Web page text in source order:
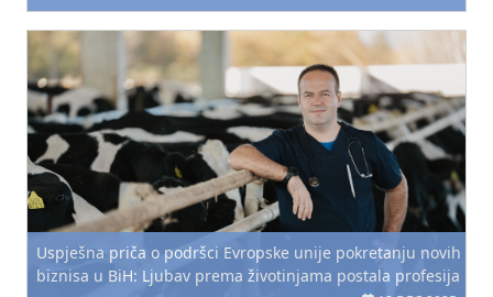
Uspješna priča o podršci Evropske unije pokretanju novih
biznisa u BiH: Ljubav prema životinjama postala profesija